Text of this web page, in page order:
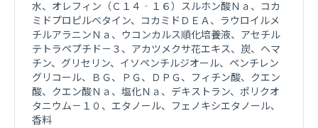
水、オレフィン（Ｃ１４‐１６）スルホン酸Ｎａ、コカ
ミドプロピルベタイン、コカミドＤＥＡ、ラウロイルメ
チルアラニンＮａ、ウコンカルス順化培養液、アセチル
テトラペプチド－３、アカツメクサ花エキス、炭、ヘマ
チン、グリセリン、イソペンチルジオール、ペンチレン
グリコール、ＢＧ、ＰＧ、ＤＰＧ、フィチン酸、クエン
酸、クエン酸Ｎａ、塩化Ｎａ、デキストラン、ポリクオ
タニウム－１０、エタノール、フェノキシエタノール、
香料